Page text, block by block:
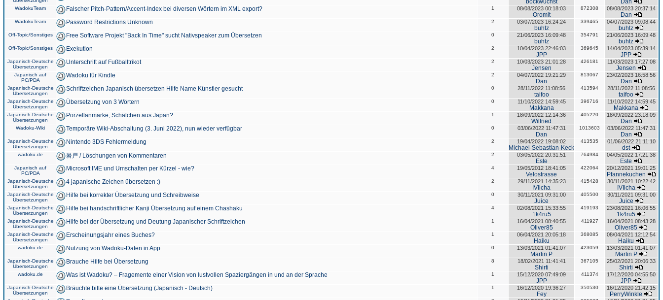
bockwuchst Dan
WadokuTeam Falscher Pitch-Pattern/Accent-Index bei diversen Wörtern im XML export? 1 08/08/2023 00:18:03
Oromit
872308 08/08/2023 20:37:14
Dan
WadokuTeam Password Restrictions Unknown 2 03/07/2023 16:24:24
buhtz
339465 04/07/2023 09:08:44
buhtz
Off-Topic/Sonstiges Free Software Projekt "Back In Time" sucht Nativspeaker zum Übersetzen 0 21/06/2023 16:09:48
buhtz
354791 21/06/2023 16:09:48
buhtz
Off-Topic/Sonstiges Exekution 2 10/04/2023 22:46:03
JPP
369645 14/04/2023 05:39:14
JPP
Japanisch-Deutsche
Übersetzungen
Unterschrift auf Fußballtrikot 2 10/03/2023 21:01:28
Jensen
426181 11/03/2023 17:27:08
Jensen
Japanisch auf
PC/PDA
Wadoku für Kindle 2 04/07/2022 19:21:29
Dan
813067 23/02/2023 16:58:56
Dan
Japanisch-Deutsche
Übersetzungen
Schriftzeichen Japanisch übersetzen Hilfe Name Künstler gesucht 0 28/11/2022 11:08:56
taifoo
413594 28/11/2022 11:08:56
taifoo
Japanisch-Deutsche
Übersetzungen
Übersetzung von 3 Wörtern 0 11/10/2022 14:59:45
Makkana
396716 11/10/2022 14:59:45
Makkana
Japanisch-Deutsche
Übersetzungen
Porzellanmarke, Schälchen aus Japan? 1 18/09/2022 12:14:36
Wilfried
405220 18/09/2022 23:18:09
Dan
Wadoku-Wiki Temporäre Wiki-Abschaltung (3. Juni 2022), nun wieder verfügbar 0 03/06/2022 11:47:31
Dan
1013603 03/06/2022 11:47:31
Dan
Japanisch-Deutsche
Übersetzungen
Nintendo 3DS Fehlermeldung 2 19/04/2022 19:08:02
Michael-Sebastian-Keck
413535 01/06/2022 21:11:10
dst
wadoku.de 岩戸 / Löschungen von Kommentaren 2 03/05/2022 20:31:51
Este
764984 04/05/2022 17:21:38
Este
Japanisch auf
PC/PDA
Microsoft IME und Umschalten per Kürzel - wie? 4 19/05/2012 18:41:05
Velostrasse
422064 20/12/2021 19:01:25
Pfannekuchen
Japanisch-Deutsche
Übersetzungen
4 japanische Zeichen übersetzen :) 2 29/11/2021 14:35:23
IVIicha
415428 30/11/2021 10:22:42
IVIicha
Japanisch-Deutsche
Übersetzungen
Hilfe bei korrekter Übersetzung und Schreibweise 0 30/11/2021 09:31:00
Juice
405500 30/11/2021 09:31:00
Juice
Japanisch-Deutsche
Übersetzungen
Hilfe bei handschriftlicher Kanji Übersetzung auf einem Chashaku 4 02/08/2021 15:33:55
1k4ru5
419193 23/08/2021 16:06:55
1k4ru5
Japanisch-Deutsche
Übersetzungen
Hilfe bei der Übersetzung und Deutung Japanischer Schriftzeichen 1 16/04/2021 08:40:55
Oliver85
411927 16/04/2021 08:43:28
Oliver85
Japanisch-Deutsche
Übersetzungen
Erscheinungsjahr eines Buches? 1 06/04/2021 20:05:18
Haiku
368085 08/04/2021 12:12:54
Haiku
wadoku.de Nutzung von Wadoku-Daten in App 0 13/03/2021 01:41:07
Martin P
423059 13/03/2021 01:41:07
Martin P
Japanisch-Deutsche
Übersetzungen
Brauche Hilfe bei Übersetzung 8 18/02/2021 11:41:41
Shirti
367105 25/02/2021 20:06:33
Shirti
wadoku.de Was ist Wadoku? – Fragemente einer Vision von lustvollen Spaziergängen in und an der Sprache 1 15/12/2020 07:49:09
JPP
411374 17/12/2020 04:55:50
JPP
Japanisch-Deutsche
Übersetzungen
Bräuchte bitte eine Übersetzung (Japanisch - Deutsch) 1 16/12/2020 19:36:27
Fey
350530 16/12/2020 21:42:15
PerryWinkle